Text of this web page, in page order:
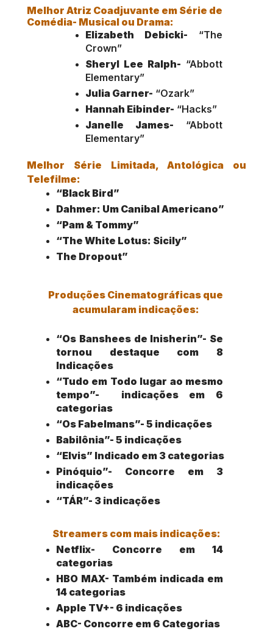
Melhor Atriz Coadjuvante em Série de
Comédia- Musical ou Drama:
Elizabeth Debicki- “The
Crown”
Sheryl Lee Ralph- “Abbott
Elementary”
Julia Garner- “Ozark”
Hannah Eibinder- “Hacks”
Janelle James- “Abbott
Elementary”
Melhor Série Limitada, Antológica ou
Telefilme:
“Black Bird”
Dahmer: Um Canibal Americano”
“Pam & Tommy”
“The White Lotus: Sicily”
The Dropout”
Produções Cinematográficas que
acumularam indicações:
“Os Banshees de Inisherin”- Se
tornou destaque com 8
Indicações
“Tudo em Todo lugar ao mesmo
tempo”-  indicações em 6
categorias
“Os Fabelmans”- 5 indicações
Babilônia”- 5 indicações
“Elvis” Indicado em 3 categorias
Pinóquio”- Concorre em 3
indicações
“TÁR”- 3 indicações
Streamers com mais indicações:
Netflix- Concorre em 14
categorias
HBO MAX- Também indicada em
14 categorias
Apple TV+- 6 indicações
ABC- Concorre em 6 Categorias